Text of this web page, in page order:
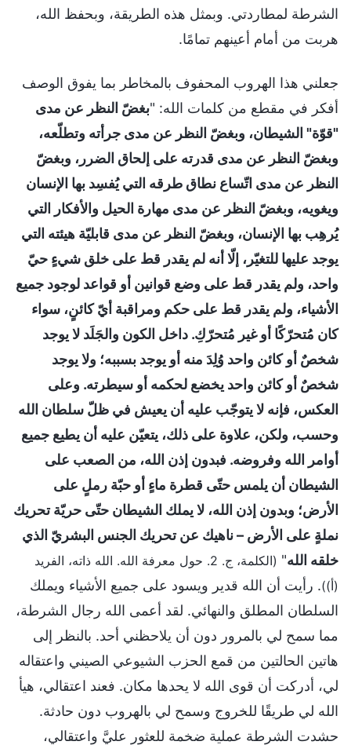
الشرطة لمطاردتي. وبمثل هذه الطريقة، وبحفظ الله،
هربت من أمام أعينهم تمامًا.
جعلني هذا الهروب المحفوف بالمخاطر بما يفوق الوصف
أفكر في مقطع من كلمات الله: "بغضّ النظر عن مدى
"قوّة" الشيطان، وبغضّ النظر عن مدى جرأته وتطلّعه،
وبغضّ النظر عن مدى قدرته على إلحاق الضرر، وبغضّ
النظر عن مدى اتّساع نطاق طرقه التي يُفسِد بها الإنسان
ويغويه، وبغضّ النظر عن مدى مهارة الحيل والأفكار التي
يُرهِب بها الإنسان، وبغضّ النظر عن مدى قابليّة هيئته التي
يوجد عليها للتغيّر، إلّا أنه لم يقدر قط على خلق شيءٍ حيّ
واحد، ولم يقدر قط على وضع قوانين أو قواعد لوجود جميع
الأشياء، ولم يقدر قط على حكم ومراقبة أيّ كائنٍ، سواء
كان مُتحرّكًا أو غير مُتحرّكِ. داخل الكون والجَلَد لا يوجد
شخصٌ أو كائن واحد وُلِدَ منه أو يوجد بسببه؛ ولا يوجد
شخصٌ أو كائن واحد يخضع لحكمه أو سيطرته. وعلى
العكس، فإنه لا يتوجّب عليه أن يعيش في ظلّ سلطان الله
وحسب، ولكن، علاوة على ذلك، يتعيّن عليه أن يطيع جميع
أوامر الله وفروضه. فبدون إذن الله، من الصعب على
الشيطان أن يلمس حتّى قطرة ماءٍ أو حبّة رملٍ على
الأرض؛ وبدون إذن الله، لا يملك الشيطان حتّى حريّة تحريك
نملةٍ على الأرض – ناهيك عن تحريك الجنس البشريّ الذي
خلقه الله"
(الكلمة، ج. 2. حول معرفة الله. الله ذاته، الفريد
(أ)). رأيت أن الله قدير ويسود على جميع الأشياء ويملك
السلطان المطلق والنهائي. لقد أعمى الله رجال الشرطة،
مما سمح لي بالمرور دون أن يلاحظني أحد. بالنظر إلى
هاتين الحالتين من قمع الحزب الشيوعي الصيني واعتقاله
لي، أدركت أن قوى الله لا يحدها مكان. فعند اعتقالي، هيأ
الله لي طريقًا للخروج وسمح لي بالهروب دون حادثة.
حشدت الشرطة عملية ضخمة للعثور عليَّ واعتقالي،